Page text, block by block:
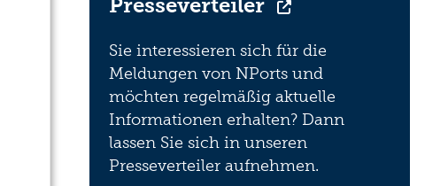
Sie interessieren sich für die
Meldungen von NPorts und
möchten regelmäßig aktuelle
Informationen erhalten? Dann
lassen Sie sich in unseren
Presseverteiler aufnehmen.